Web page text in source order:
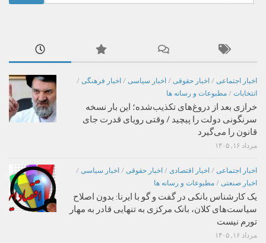
برای:
اخبار اجتماعی / اخبار حقوقی / اخبار سیاسی / اخبار فرهنگی /
انتخابات / مطبوعات و رسانه ها
خرازی بعد از دروغ‌های تکذیب‌شده؛ این بار نسخه
سرنگونی دولت را پیچید / وقتی رویای قدرت جای
قانون را می‌گیرد
مرداد ۱۶, ۱۴۰۵
اخبار اجتماعی / اخبار اقتصادی / اخبار حقوقی / اخبار سیاسی /
اخبار صنعتی / مطبوعات و رسانه ها
یک کارشناس بانکی در گفت و گو با ایرنا: بدون اصلاح
سیاست‌های کلان، بانک مرکزی به تنهایی قادر به مهار
تورم نیست
مرداد ۱۶, ۱۴۰۵